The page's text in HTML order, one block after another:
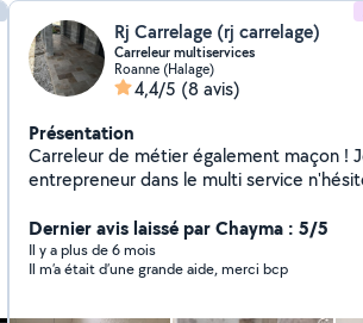
Rj Carrelage (rj carrelage)
Carreleur multiservices
Roanne (Halage)
4,4/5 (8 avis)
Présentation
Carreleur de métier également maçon !
entrepreneur dans le multi service
Dernier avis laissé par Chayma : 5/5
Il y a plus de 6 mois
Il m’a était d’une grande aide, merci bcp